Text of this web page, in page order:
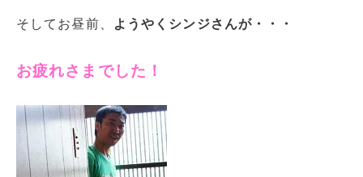
そしてお昼前、 ようやくシンジさんが・・・
お疲れさまでした！